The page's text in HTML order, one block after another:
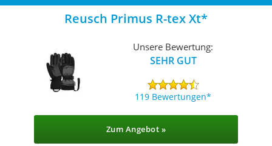
Reusch Primus R-tex Xt
Unsere Bewertung:
SEHR GUT
119 Bewertungen
Zum Angebot »